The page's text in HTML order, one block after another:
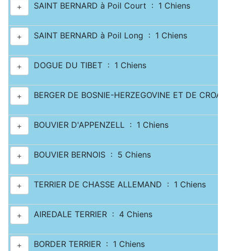
+ SAINT BERNARD à Poil Court : 1 Chiens
+ SAINT BERNARD à Poil Long : 1 Chiens
+ DOGUE DU TIBET : 1 Chiens
+ BERGER DE BOSNIE-HERZEGOVINE ET DE
+ BOUVIER D'APPENZELL : 1 Chiens
+ BOUVIER BERNOIS : 5 Chiens
+ TERRIER DE CHASSE ALLEMAND : 1 Chiens
+ AIREDALE TERRIER : 4 Chiens
+ BORDER TERRIER : 1 Chiens